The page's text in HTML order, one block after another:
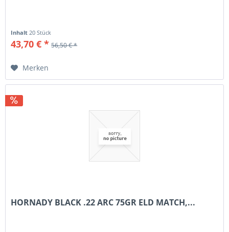
Inhalt20 Stück
43,70 € * 56,50 € *
Merken
HORNADY BLACK .22 ARC 75GR ELD MATCH,...